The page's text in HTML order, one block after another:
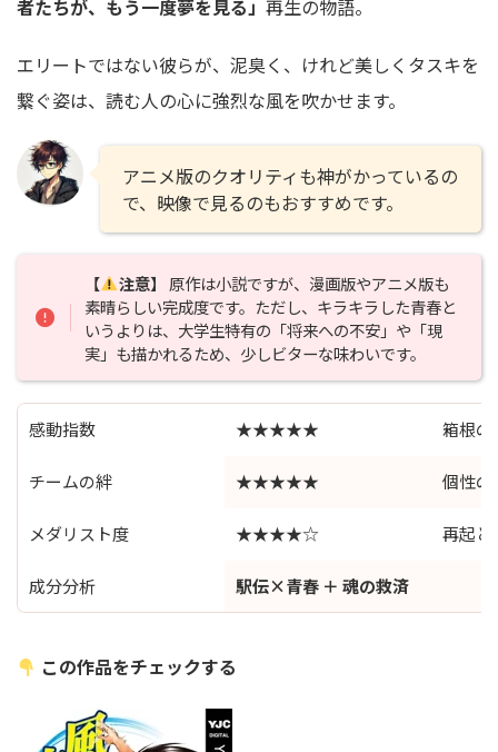
者たちが、もう一度夢を見る」 再生の物語。
エリートではない彼らが、泥臭く、けれど美しくタスキを
繋ぐ姿は、読む人の心に強烈な風を吹かせます。
アニメ版のクオリティも神がかっているの
で、映像で見るのもおすすめです。
【 注意】
原作は小説ですが、漫画版やアニメ版も
素晴らしい完成度です。ただし、キラキラした青春と
いうよりは、大学生特有の「将来への不安」や「現
実」も描かれるため、少しビターな味わいです。
感動指数 ★★★★★ 箱根の
チームの絆 ★★★★★ 個性の
メダリスト度 ★★★★☆ 再起と
成分分析 駅伝×青春 ＋ 魂の救済
この作品をチェックする